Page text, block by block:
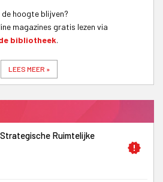
de hoogte blijven?
magazines gratis lezen via
bibliotheek.
LEES MEER »
Ruimtelijke
new_releases